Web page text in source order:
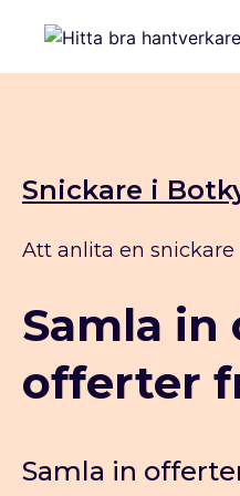
Snickare i
Att anlita en
Samla in
offerter
Samla in